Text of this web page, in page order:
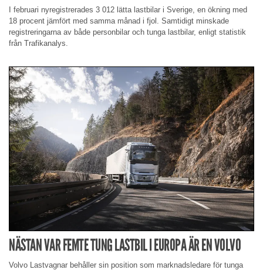
I februari nyregistrerades 3 012 lätta lastbilar i Sverige, en ökning med
18 procent jämfört med samma månad i fjol. Samtidigt minskade
registreringarna av både personbilar och tunga lastbilar, enligt statistik
från Trafikanalys.
NÄSTAN VAR FEMTE TUNG LASTBIL I EUROPA ÄR EN VOLVO
Volvo Lastvagnar behåller sin position som marknadsledare för tunga